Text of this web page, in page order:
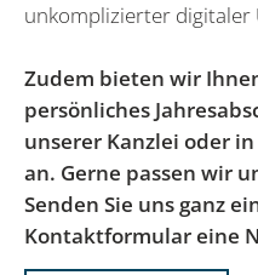
unkomplizierter digitaler
Zudem bieten wir
persönliches
unserer Kanzlei oder
an. Gerne passen wir
Senden Sie uns ganz
Kontaktformular eine